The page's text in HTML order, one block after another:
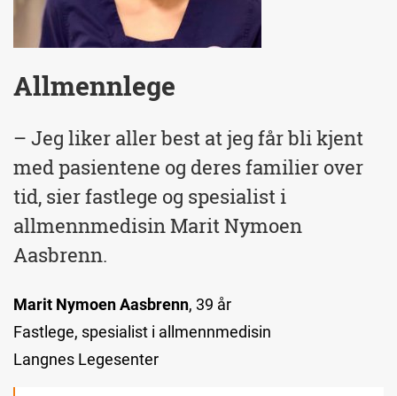
Allmennlege
– Jeg liker aller best at jeg får bli kjent
med pasientene og deres familier over
tid, sier fastlege og spesialist i
allmennmedisin Marit Nymoen
Aasbrenn.
Marit Nymoen Aasbrenn, 39 år
Fastlege, spesialist i allmennmedisin
Langnes Legesenter